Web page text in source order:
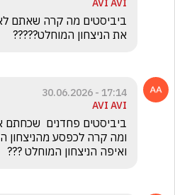
AVI AVI
את הניצחון המוחלט?????
17:14 - 30.06.2026
AVI AVI
ואיפה הניצחון המוחלט ???